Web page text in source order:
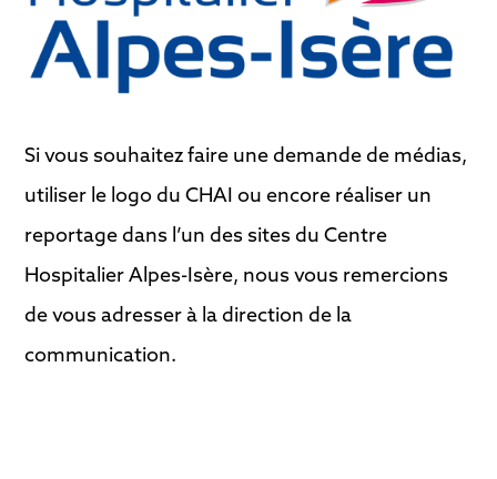
Si vous souhaitez faire une demande de médias,
utiliser le logo du CHAI ou encore réaliser un
reportage dans l’un des sites du Centre
Hospitalier Alpes-Isère, nous vous remercions
de vous adresser à la direction de la
communication.